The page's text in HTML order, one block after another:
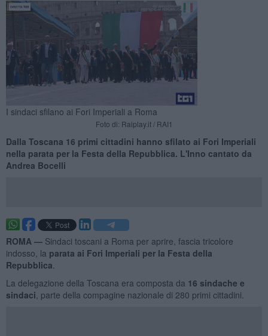
I sindaci sfilano ai Fori Imperiali a Roma
Foto di: Raiplay.it / RAI1
Dalla Toscana 16 primi cittadini hanno sfilato ai Fori Imperiali
nella parata per la Festa della Repubblica. L'Inno cantato da
Andrea Bocelli
ROMA — Sindaci toscani a Roma per aprire, fascia tricolore
indosso, la parata ai Fori Imperiali per la Festa della
Repubblica
La delegazione della Toscana era composta da 16 sindache e
sindaci , parte della compagine nazionale di 280 primi cittadini.